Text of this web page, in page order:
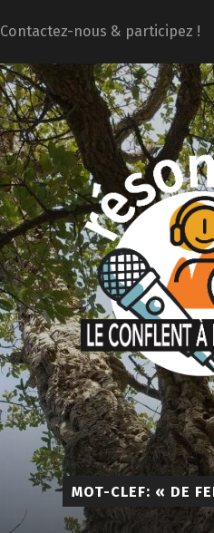
Contactez-nous & participez !
MOT-CLEF: « DE